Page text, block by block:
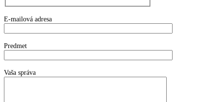
E-mailová adresa
Predmet
Vaša správa